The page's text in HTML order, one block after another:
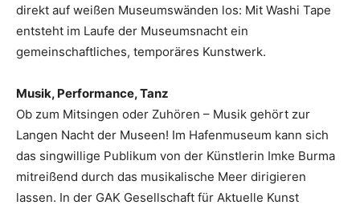
direkt auf weißen Museumswänden los: Mit Washi Tape
entsteht im Laufe der Museumsnacht ein
gemeinschaftliches, temporäres Kunstwerk.
Musik, Performance, Tanz
Ob zum Mitsingen oder Zuhören – Musik gehört zur
Langen Nacht der Museen! Im Hafenmuseum kann sich
das singwillige Publikum von der Künstlerin Imke Burma
mitreißend durch das musikalische Meer dirigieren
lassen. In der GAK Gesellschaft für Aktuelle Kunst